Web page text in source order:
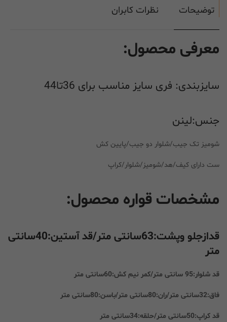
توضیحات نظرات کابران
معرفی محصول:
سایزبندی: فری سایز مناسب برای 36تا44
جنس:لینن
شومیز تک جیب/شلوار دو جیب/پایین کش
ست دارای کیف/هد/شومیز/شلوار/کراپ
مشخصات قواره محصول:
قدازجلو وپشت:63سانتی متر/قد آستین:40سانتی
متر
قد شلوار:95 سانتی متر/کمر نیم کش:60سانتی متر
فاق:32سانتی متر/ران:80سانتی متر/باسن:80سانتی متر
قد کراپ:50سانتی متر/حلقه:34سانتی متر